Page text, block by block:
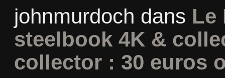
johnmurdoch dans Le
steelbook 4K &
collector : 30 euros